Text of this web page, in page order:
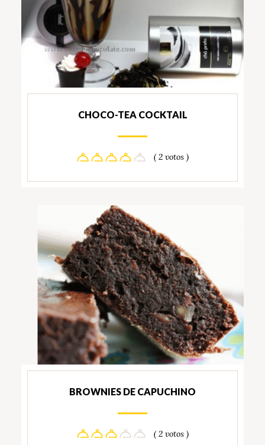
CHOCO-TEA COCKTAIL
( 2 votos )
BROWNIES DE CAPUCHINO
( 2 votos )